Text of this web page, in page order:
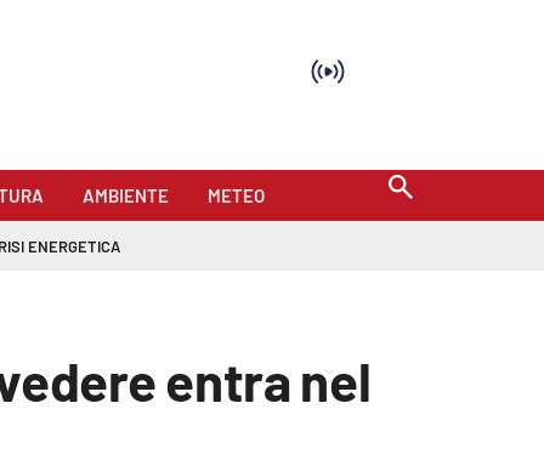
AMBIENTE METEO
ENERGETICA
entra nel